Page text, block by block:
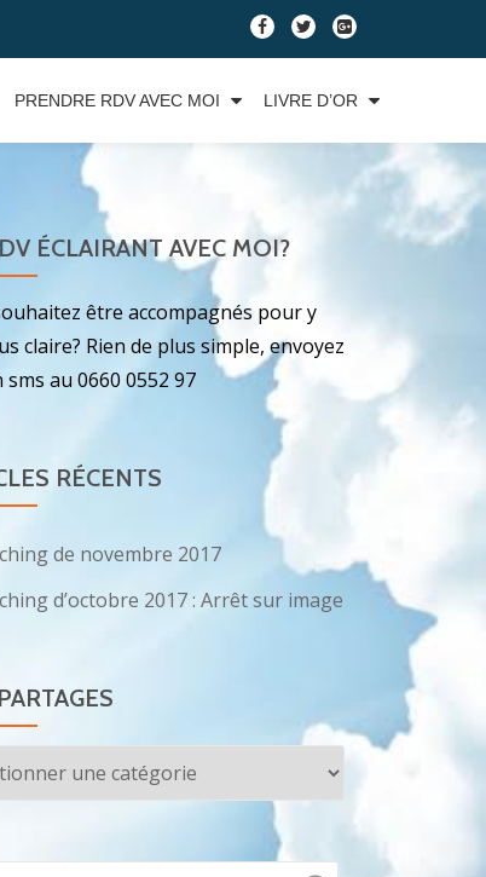
fa-
facebook
fa-
twitter
fa-
google-
plus-
PRENDRE RDV AVEC MOI LIVRE D’OR
ÉCLAIRANT AVEC MOI?
être accompagnés pour y
claire? Rien de plus simple, envoyez
sms au 0660 0552 97
RÉCENTS
de novembre 2017
d’octobre 2017 : Arrêt sur image